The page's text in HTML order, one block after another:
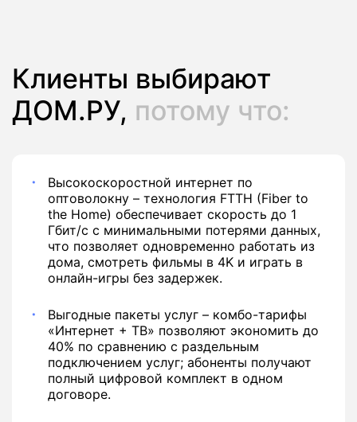
Клиенты выбирают
ДОМ.РУ, потому что:
Высокоскоростной интернет по
оптоволокну – технология FTTH (Fiber to
the Home) обеспечивает скорость до 1
Гбит/с с минимальными потерями данных,
что позволяет одновременно работать из
дома, смотреть фильмы в 4K и играть в
онлайн-игры без задержек.
Выгодные пакеты услуг – комбо-тарифы
«Интернет + ТВ» позволяют экономить до
40% по сравнению с раздельным
подключением услуг; абоненты получают
полный цифровой комплект в одном
договоре.